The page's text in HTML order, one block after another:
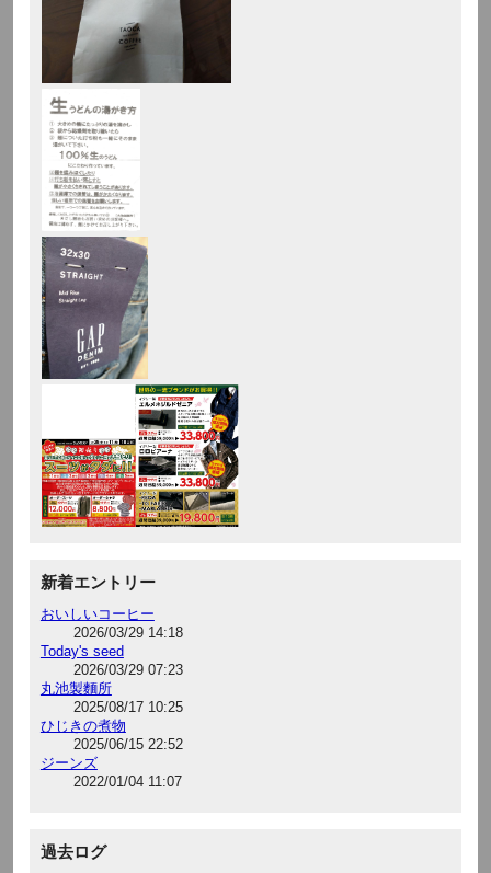
新着エントリー
おいしいコーヒー
2026/03/29 14:18
Today's seed
2026/03/29 07:23
丸池製麵所
2025/08/17 10:25
ひじきの煮物
2025/06/15 22:52
ジーンズ
2022/01/04 11:07
過去ログ